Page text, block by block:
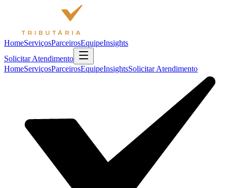
HomeServiçosParceirosEquipeInsights
Solicitar Atendimento
HomeServiçosParceirosEquipeInsightsSolicitar Atendimento